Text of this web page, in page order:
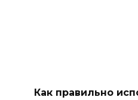
Как правильно